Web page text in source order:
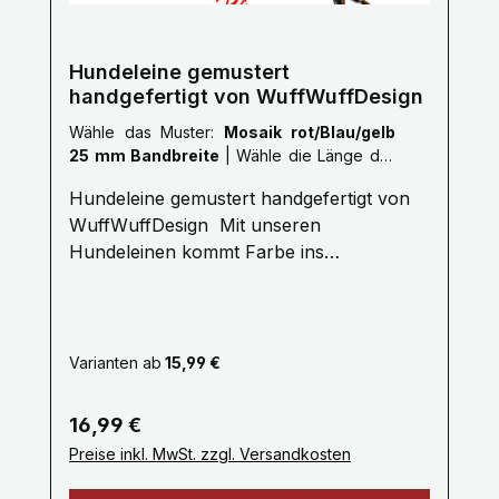
info@wuffwuffdesign.de Phone: 0711-
Hundeleine gemustert
handgefertigt von WuffWuffDesign
Wähle das Muster: Mosaik rot/Blau/gelb
25 mm Bandbreite
Hundeleine gemustert handgefertigt von
WuffWuffDesign Mit unseren
Hundeleinen kommt Farbe ins
Hundeleinen sind aus reißfestem,
gefertigt, farbecht und mehrfach
Maschinen vernäht. Ein stabiler
Metallkarabiner zum sicheren einhacken
am Hundegeschirr oder Hundehalsband
Varianten ab 15,99 €
Regulärer Preis:
16,99 €
Preise inkl. MwSt. zzgl. Versandkosten